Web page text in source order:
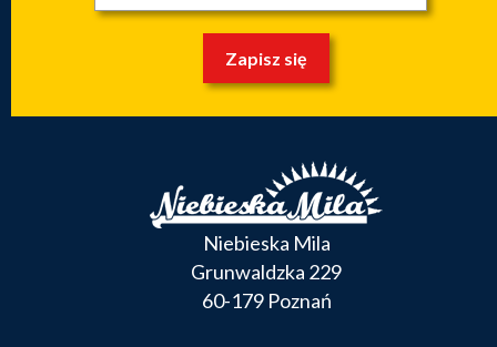
Zapisz się
Niebieska Mila
Grunwaldzka 229
60-179 Poznań